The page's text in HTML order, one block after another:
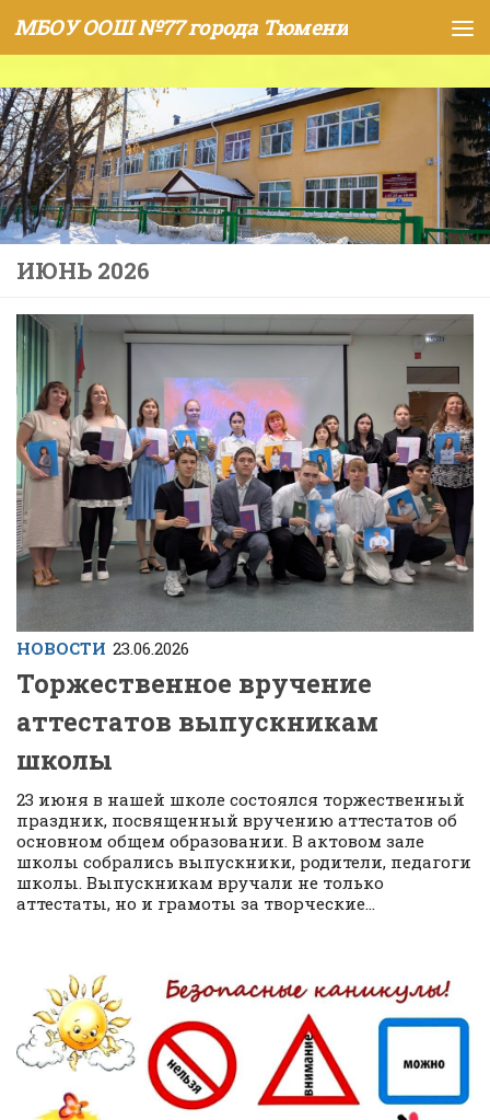
Skip to content
МБОУ ООШ №77 города Тюмени
ИЮНЬ 2026
НОВОСТИ 23.06.2026
Торжественное вручение
аттестатов выпускникам
школы
23 июня в нашей школе состоялся торжественный
праздник, посвященный вручению аттестатов об
основном общем образовании. В актовом зале
школы собрались выпускники, родители, педагоги
школы. Выпускникам вручали не только
аттестаты, но и грамоты за творческие...